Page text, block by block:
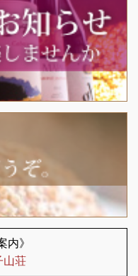
内》
山荘